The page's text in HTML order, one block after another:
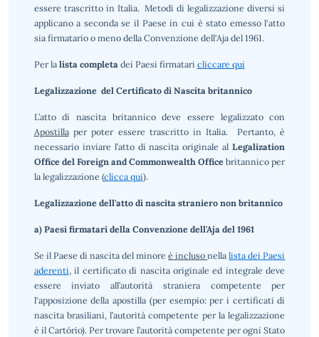
essere trascritto in Italia. Metodi di legalizzazione diversi si
applicano a seconda se il Paese in cui è stato emesso l'atto
sia firmatario o meno della Convenzione dell'Aja del 1961.
Per lalista completa dei Paesi firmatari cliccare qui
Legalizzazione del Certificato di Nascita britannico
L’atto di nascita britannico deve essere legalizzato con
Apostillaper poter essere trascritto in Italia. Pertanto, è
necessario inviare l’atto di nascita originale alLegalization
Office del Foreign and Commonwealth Officebritannico per
la legalizzazione (clicca qui).
Legalizzazione dell'atto di nascita straniero non britannico
a) Paesi firmatari della Convenzione dell'Aja del 1961
Se il Paese di nascita del minoreè inclusonellalista dei Paesi
aderenti, il certificato di nascita originale ed integrale deve
essere inviato all’autorità straniera competente per
l'apposizione della apostilla (per esempio: per i certificati di
nascita brasiliani, l’autorità competente per la legalizzazione
è il Cartório). Per trovare l’autorità competente per ogni Stato